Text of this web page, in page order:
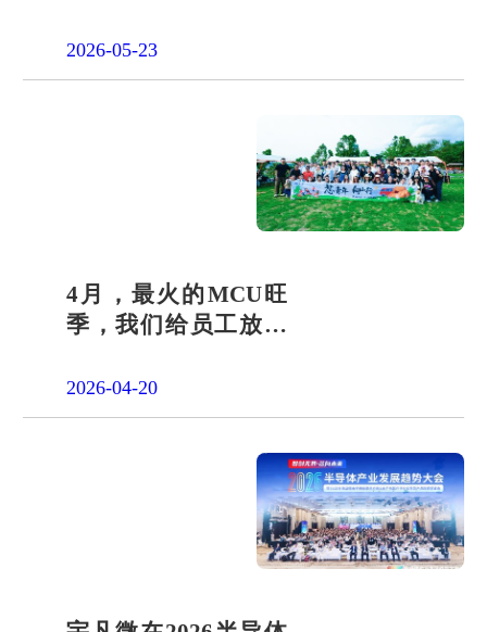
答卷
2026-05-23
4月，最火的MCU旺
季，我们给员工放了
2026-04-20